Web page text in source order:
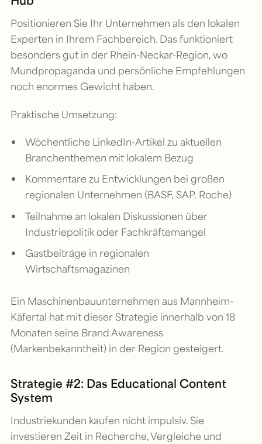
Positionieren Sie Ihr Unternehmen als den lokalen
Experten in Ihrem Fachbereich. Das funktioniert
besonders gut in der Rhein-Neckar-Region, wo
Mundpropaganda und persönliche Empfehlungen
noch enormes Gewicht haben.
Praktische Umsetzung:
Wöchentliche LinkedIn-Artikel zu aktuellen
Branchenthemen mit lokalem Bezug
Kommentare zu Entwicklungen bei großen
regionalen Unternehmen (BASF, SAP, Roche)
Teilnahme an lokalen Diskussionen über
Industriepolitik oder Fachkräftemangel
Gastbeiträge in regionalen
Wirtschaftsmagazinen
Ein Maschinenbauunternehmen aus Mannheim-
Käfertal hat mit dieser Strategie innerhalb von 18
Monaten seine Brand Awareness
(Markenbekanntheit) in der Region gesteigert.
Strategie #2: Das Educational Content
System
Industriekunden kaufen nicht impulsiv. Sie
investieren Zeit in Recherche, Vergleiche und